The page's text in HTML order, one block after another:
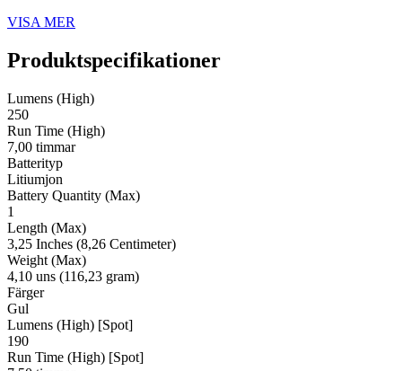
VISA MER
Produktspecifikationer
Lumens (High)
250
Run Time (High)
7,00 timmar
Batterityp
Litiumjon
Battery Quantity (Max)
1
Length (Max)
3,25 Inches (8,26 Centimeter)
Weight (Max)
4,10 uns (116,23 gram)
Färger
Gul
Lumens (High) [Spot]
190
Run Time (High) [Spot]